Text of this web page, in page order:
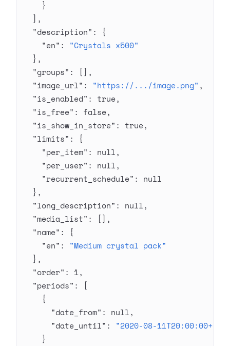
    }
  ],
  "description"
: {
    "en"
: "Crystals x500"
  },
  "groups"
: [],
  "image_url"
: "https://.../image.png" ,
  "is_enabled"
: true,
  "is_free"
: false,
  "is_show_in_store"
: true,
  "limits"
: {
    "per_item"
: null,
    "per_user"
: null,
    "recurrent_schedule"
: null
  },
  "long_description"
: null,
  "media_list"
: [],
  "name"
: {
    "en"
: "Medium crystal pack"
  },
  "order"
: 1,
  "periods"
: [
    {
      "date_from"
: null,
      "date_until"
: "2020-08-
    }